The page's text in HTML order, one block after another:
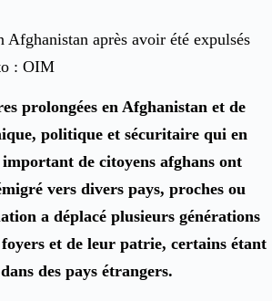
Afghanistan après avoir été expulsés
: OIM
prolongées en Afghanistan et de
politique et sécuritaire qui en
de citoyens afghans ont
vers divers pays, proches ou
a déplacé plusieurs générations
et de leur patrie, certains étant
des pays étrangers.